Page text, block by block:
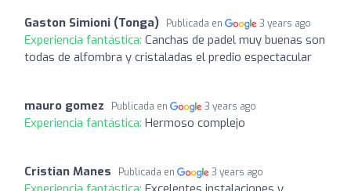
Gaston Simioni (Tonga) Publicada en 3 years ago
Experiencia fantástica: Canchas de padel muy buenas son
todas de alfombra y cristaladas el predio espectacular
mauro gomez Publicada en 3 years ago
Experiencia fantástica: Hermoso complejo
Cristian Manes Publicada en 3 years ago